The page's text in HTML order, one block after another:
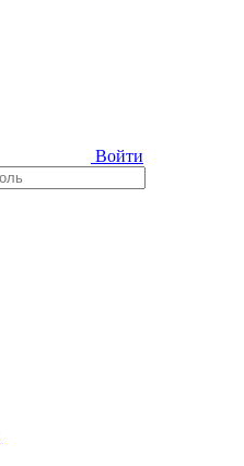
Войти